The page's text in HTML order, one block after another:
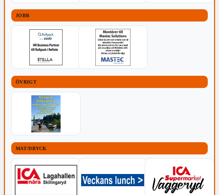
JOBB
ÖVRIGT
MAT/DRYCK